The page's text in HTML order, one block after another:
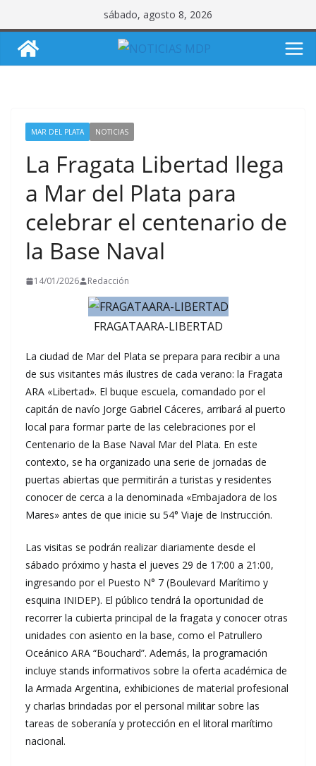
al
contenido
sábado, agosto 8, 2026
MAR DEL PLATA NOTICIAS
La Fragata Libertad llega
a Mar del Plata para
celebrar el centenario de
la Base Naval
14/01/2026 Redacción
FRAGATAARA-LIBERTAD
La ciudad de Mar del Plata se prepara para recibir a una
de sus visitantes más ilustres de cada verano: la Fragata
ARA «Libertad». El buque escuela, comandado por el
capitán de navío Jorge Gabriel Cáceres, arribará al puerto
local para formar parte de las celebraciones por el
Centenario de la Base Naval Mar del Plata. En este
contexto, se ha organizado una serie de jornadas de
puertas abiertas que permitirán a turistas y residentes
conocer de cerca a la denominada «Embajadora de los
Mares» antes de que inicie su 54° Viaje de Instrucción.
Las visitas se podrán realizar diariamente desde el
sábado próximo y hasta el jueves 29 de 17:00 a 21:00,
ingresando por el Puesto N° 7 (Boulevard Marítimo y
esquina INIDEP). El público tendrá la oportunidad de
recorrer la cubierta principal de la fragata y conocer otras
unidades con asiento en la base, como el Patrullero
Oceánico ARA “Bouchard”. Además, la programación
incluye stands informativos sobre la oferta académica de
la Armada Argentina, exhibiciones de material profesional
y charlas brindadas por el personal militar sobre las
tareas de soberanía y protección en el litoral marítimo
nacional.